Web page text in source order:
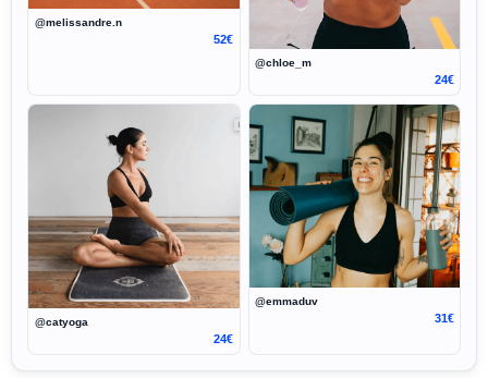
@melissandre.n
52€
@chloe_m
24€
@catyoga
24€
@emmaduv
31€